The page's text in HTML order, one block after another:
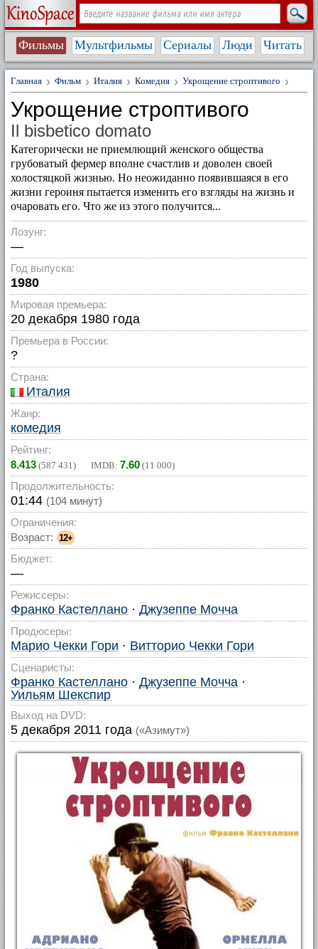
Фильмы Мультфильмы Сериалы Люди Читать
Главная Фильм Италия Комедия Укрощение строптивого
Укрощение строптивого
Il bisbetico domato
Категорически не приемлющий женского общества
грубоватый фермер вполне счастлив и доволен своей
холостяцкой жизнью. Но неожиданно появившаяся в его
жизни героиня пытается изменить его взгляды на жизнь и
очаровать его. Что же из этого получится...
Лозунг:
—
Год выпуска:
1980
Мировая премьера:
20 декабря 1980 года
Премьера в России:
?
Страна:
Италия
Жанр:
комедия
Рейтинг:
8.413 (587 431) IMDB: 7.60 (11 000)
Продолжительность:
01:44 (104 минут)
Ограничения:
Возраст: 12+
Бюджет:
—
Режиссеры:
Франко Кастеллано · Джузеппе Мочча
Продюсеры:
Марио Чекки Гори · Витторио Чекки Гори
Сценаристы:
Франко Кастеллано · Джузеппе Мочча ·
Уильям Шекспир
Выход на DVD:
5 декабря 2011 года («Азимут»)